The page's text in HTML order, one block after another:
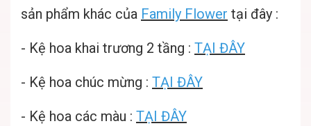
sản phẩm khác của Family Flower tại đây :
- Kệ hoa khai trương 2 tầng : TẠI ĐÂY
- Kệ hoa chúc mừng : TẠI ĐÂY
- Kệ hoa các màu : TẠI ĐÂY